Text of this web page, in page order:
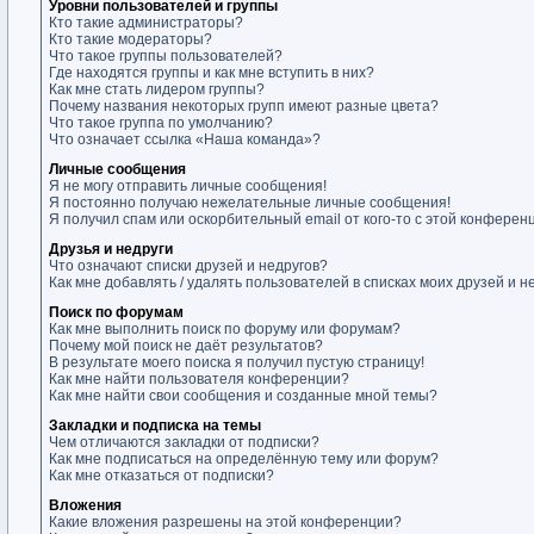
Уровни пользователей и группы
Кто такие администраторы?
Кто такие модераторы?
Что такое группы пользователей?
Где находятся группы и как мне вступить в них?
Как мне стать лидером группы?
Почему названия некоторых групп имеют разные цвета?
Что такое группа по умолчанию?
Что означает ссылка «Наша команда»?
Личные сообщения
Я не могу отправить личные сообщения!
Я постоянно получаю нежелательные личные сообщения!
Я получил спам или оскорбительный email от кого-то с этой
Друзья и недруги
Что означают списки друзей и недругов?
Как мне добавлять / удалять пользователей в списках моих друзей и
Поиск по форумам
Как мне выполнить поиск по форуму или форумам?
Почему мой поиск не даёт результатов?
В результате моего поиска я получил пустую страницу!
Как мне найти пользователя конференции?
Как мне найти свои сообщения и созданные мной темы?
Закладки и подписка на темы
Чем отличаются закладки от подписки?
Как мне подписаться на определённую тему или форум?
Как мне отказаться от подписки?
Вложения
Какие вложения разрешены на этой конференции?